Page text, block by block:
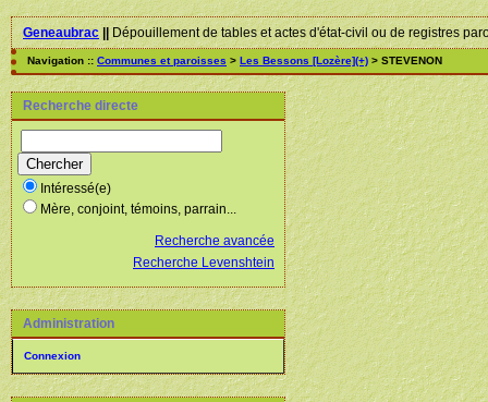
Geneaubrac||Dépouillement de tables et actes d'état-civil ou de registres
Navigation :: Communes et paroisses > Les Bessons [Lozère](+) > STEVENON
Recherche directe
Intéressé(e)
Mère, conjoint, témoins, parrain...
Recherche avancée
Recherche Levenshtein
Administration
Connexion